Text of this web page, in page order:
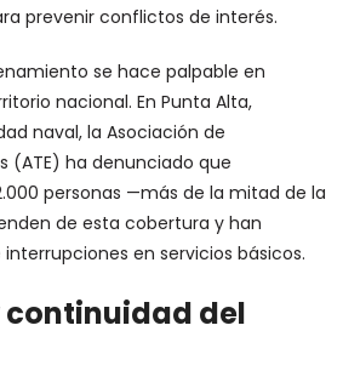
prevenir conflictos de interés.
se hace palpable en
nacional. En Punta Alta,
naval, la Asociación de
(ATE) ha denunciado que
personas —más de la mitad de la
de esta cobertura y han
en servicios básicos.
continuidad del